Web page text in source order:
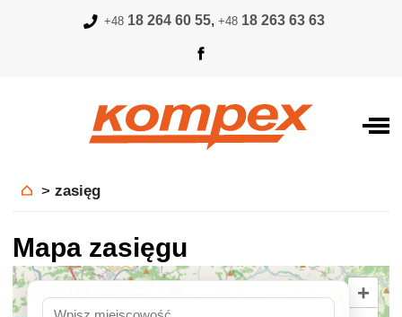
+48 18 264 60 55,+48 18 263 63 63
> zasięg
Mapa zasięgu